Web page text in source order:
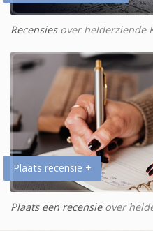
Recensiesover helderziende
Plaats recensie +
Plaats een recensieover